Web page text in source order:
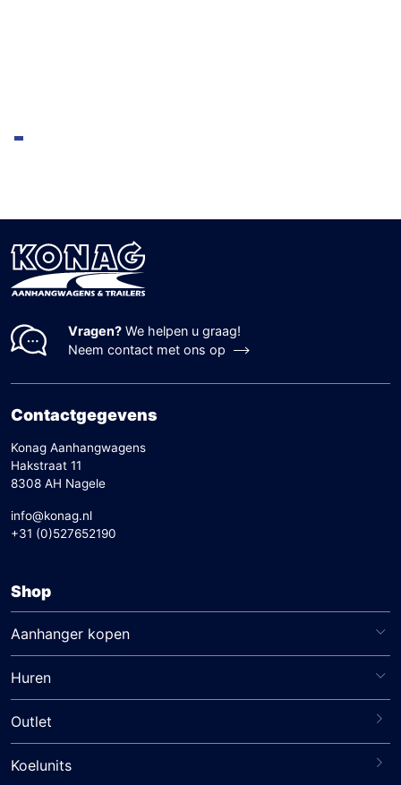
Vragen? We helpen u graag!
Neem contact met ons op
Contactgegevens
Konag Aanhangwagens
Hakstraat 11
8308 AH Nagele
info@konag.nl
+31 (0)527652190
Shop
Aanhanger kopen
Huren
Outlet
Koelunits